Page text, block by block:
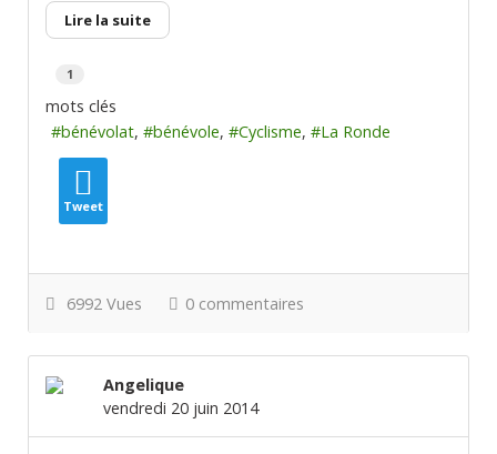
Lire la suite
1
mots clés
bénévolat
bénévole Cyclisme La Ronde
Tweet
6992 Vues 0 commentaires
Angelique
vendredi 20 juin 2014